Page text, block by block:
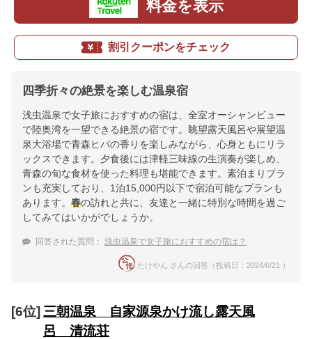
料金を表示
割引クーポンをチェック
四季折々の絶景を楽しむ温泉宿
浅虫温泉で女子旅におすすめの宿は、全室オーシャンビュー
で陸奥湾を一望できる絶景の宿です。眺望露天風呂や展望温
泉大浴場で青森ヒバの香りを楽しみながら、心身ともにリラ
ックスできます。夕食後には津軽三味線の生演奏が楽しめ、
青森の旬な食材を使った料理も堪能できます。素泊まりプラ
ンも充実しており、1泊15,000円以下で宿泊可能なプランも
あります。 春の訪れと共に、友達と一緒に特別な時間を過ご
してみてはいかがでしょうか。
回答された質問： 浅虫温泉で女子旅におすすめの宿は？
たけやん さんの回答（投稿日：2024/6/21 ）
[6位] 三朝温泉 自家源泉かけ流し露天風
呂 清流荘